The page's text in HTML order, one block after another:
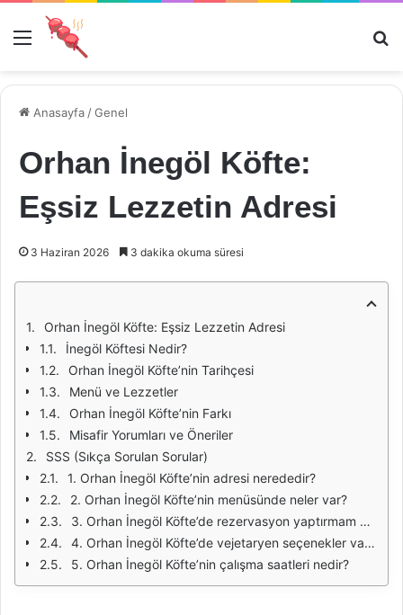
Menü
Anasayfa /Genel
Orhan İnegöl Köfte:
Eşsiz Lezzetin Adresi
3 Haziran 2026 3 dakika okuma süresi
Orhan İnegöl Köfte: Eşsiz Lezzetin Adresi
İnegöl Köftesi Nedir?
Orhan İnegöl Köfte’nin Tarihçesi
Menü ve Lezzetler
Orhan İnegöl Köfte’nin Farkı
Misafir Yorumları ve Öneriler
SSS (Sıkça Sorulan Sorular)
1. Orhan İnegöl Köfte’nin adresi nerededir?
2. Orhan İnegöl Köfte’nin menüsünde neler var?
3. Orhan İnegöl Köfte’de rezervasyon yaptırmam gerekiyor mu?
4. Orhan İnegöl Köfte’de vejetaryen seçenekler var mı?
5. Orhan İnegöl Köfte’nin çalışma saatleri nedir?